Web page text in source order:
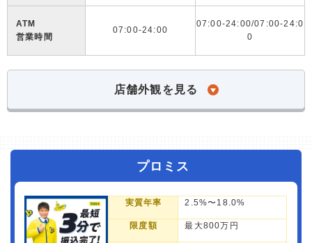
ATM
営業時間
07:00-24:00
07:00-24:00/07:00-24:0
0
店舗外観を見る
プロミス
実質年率 2.5%〜18.0%
限度額 最大800万円